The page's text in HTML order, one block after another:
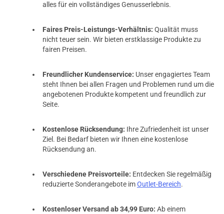
alles für ein vollständiges Genusserlebnis.
Faires Preis-Leistungs-Verhältnis: Qualität muss
nicht teuer sein. Wir bieten erstklassige Produkte zu
fairen Preisen.
Freundlicher Kundenservice: Unser engagiertes Team
steht Ihnen bei allen Fragen und Problemen rund um die
angebotenen Produkte kompetent und freundlich zur
Seite.
Kostenlose Rücksendung: Ihre Zufriedenheit ist unser
Ziel. Bei Bedarf bieten wir Ihnen eine kostenlose
Rücksendung an.
Verschiedene Preisvorteile: Entdecken Sie regelmäßig
reduzierte Sonderangebote imOutlet-Bereich.
Kostenloser Versand ab 34,99 Euro: Ab einem